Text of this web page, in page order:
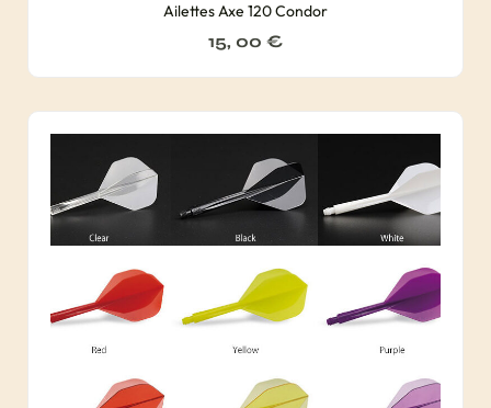
Ailettes Axe 120 Condor
15, 00 €